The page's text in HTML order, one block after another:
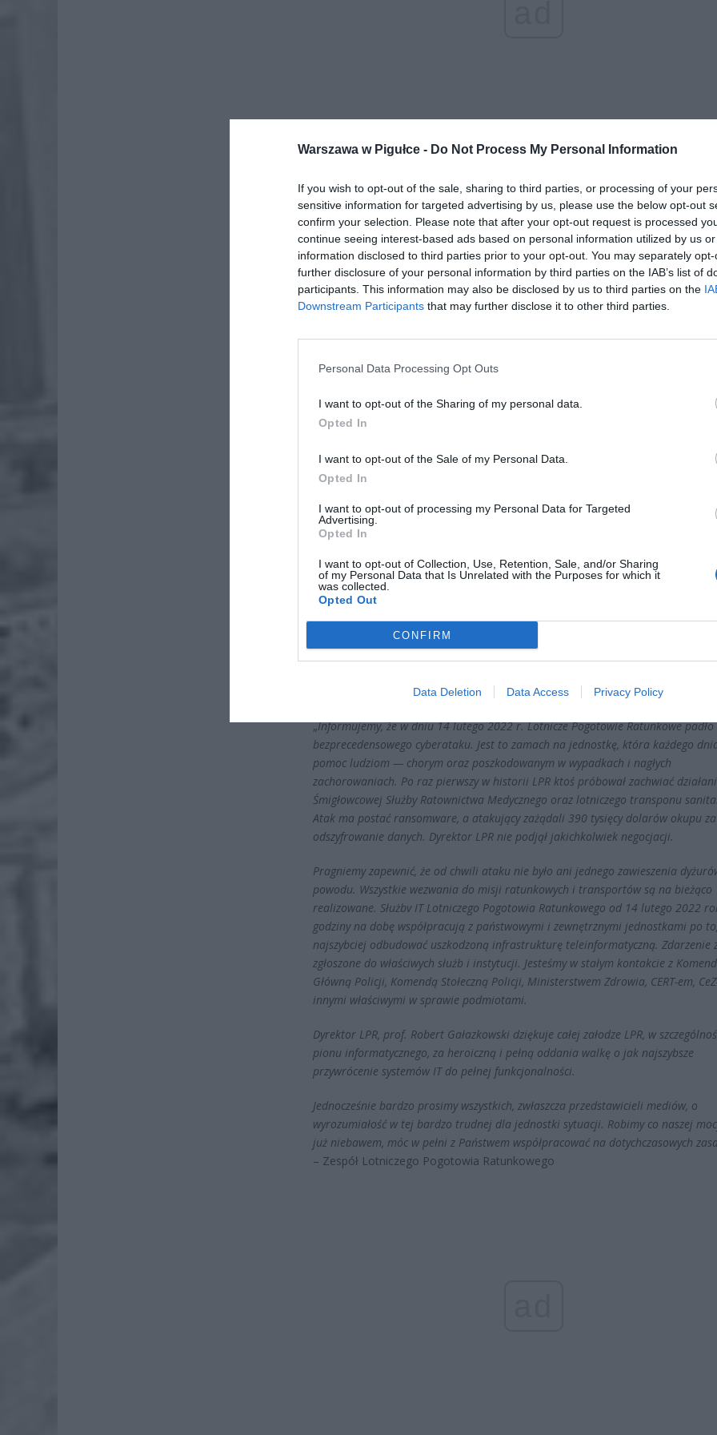
Warszawa w Pigułce - Do Not Process My Personal Information
If you wish to opt-out of the sale, sharing to third parties, or processing of your
sensitive information for targeted advertising by us, please use the below opt-out
confirm your selection. Please note that after your opt-out request is processed
continue seeing interest-based ads based on personal information utilized by us
information disclosed to third parties prior to your opt-out. You may separately
further disclosure of your personal information by third parties on the IAB’s list of
participants. This information may also be disclosed by us to third parties on the
Downstream Participants that may further disclose it to other third parties.
Personal Data Processing Opt Outs
I want to opt-out of the Sharing of my personal data.
Opted In
I want to opt-out of the Sale of my Personal Data.
Opted In
I want to opt-out of processing my Personal Data for Targeted
Advertising.
Opted In
I want to opt-out of Collection, Use, Retention, Sale, and/or Sharing
of my Personal Data that Is Unrelated with the Purposes for which it
was collected.
Opted Out
CONFIRM
Data Deletion Data Access Privacy Policy
ZOBACZ RÓWNIEŻ:
Lidl przecenił hit do kuchni. Air fryer tańszy aż o 150 zł, a to
4 sierpnia 2026 16:06
Pieniądze dla milionów polskich rodzin. ZUS wypłacił już 173 mln
4 sierpnia 2026 12:56
OŚWIADCZENIE:
„Informujemy, że w dniu 14 lutego 2022 r. Lotnicze Pogotowie Ratunkowe
bezprecedensowego cyberataku. Jest to zamach na jednostkę, która każdego
pomoc ludziom — chorym oraz poszkodowanym w wypadkach i nagłych
zachorowaniach. Po raz pierwszy w historii LPR ktoś próbował zachwiać
Śmigłowcowej Służby Ratownictwa Medycznego oraz lotniczego transponu
Atak ma postać ransomware, a atakujący zażądali 390 tysięcy dolarów okupu za
odszyfrowanie danych. Dyrektor LPR nie podjął jakichkolwiek negocjacji.
Pragniemy zapewnić, że od chwili ataku nie było ani jednego zawieszenia
powodu. Wszystkie wezwania do misji ratunkowych i transportów są na bieżąco
realizowane. Służbv IT Lotniczego Pogotowia Ratunkowego od 14 lutego 2022
godziny na dobę współpracują z państwowymi i zewnętrznymi jednostkami po
najszybciej odbudować uszkodzoną infrastrukturę teleinformatyczną. Zdarzenie
zgłoszone do właściwych służb i instytucji. Jesteśmy w stałym kontakcie z
Główną Policji, Komendą Stołeczną Policji, Ministerstwem Zdrowia, CERT-em,
innymi właściwymi w sprawie podmiotami.
Dyrektor LPR, prof. Robert Gałazkowski dziękuje całej załodze LPR, w
pionu informatycznego, za heroiczną i pełną oddania walkę o jak najszybsze
przywrócenie systemów IT do pełnej funkcjonalności.
Jednocześnie bardzo prosimy wszystkich, zwłaszcza przedstawicieli mediów, o
wyrozumiałość w tej bardzo trudnej dla jednostki sytuacji. Robimy co naszej
już niebawem, móc w pełni z Państwem współpracować na dotychczasowych
– Zespół Lotniczego Pogotowia Ratunkowego